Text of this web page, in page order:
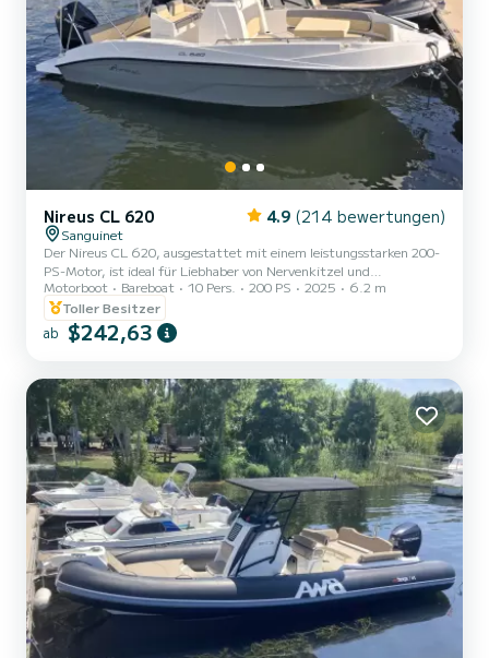
Nireus CL 620 4.9 (214 bewertungen)
Sanguinet
Der Nireus CL 620, ausgestattet mit einem leistungsstarken 200-
PS-Motor, ist ideal für Liebhaber von Nervenkitzel und
Geschwindigkeit. Dieses Boot wurde für ein optimales Segelerlebnis
entwickelt und vereint Kraft und Eleganz. Nutzen Sie die
großzügige Sonnenliege zum Entspannen und genießen Sie das
schöne Wetter am Sanguinet-See. Mit einer komfortablen
sorgt die Nireus CL 620 für unvergessliche Ausflüge auf dem
Wasser. Darüber hinaus...
Motorboot Bareboat 10 Pers. 200 PS 2025
6.2 m
Toller Besitzer
ab $242,63